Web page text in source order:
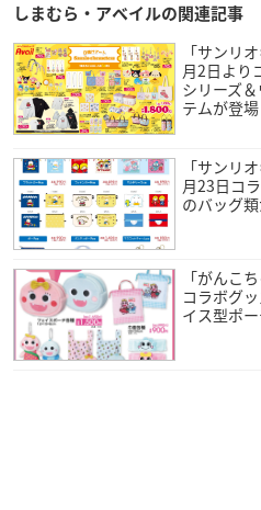
しまむら・アベイルの関連記事
「サンリ
月2日より
シリーズ
テムが登場
「サンリ
月23日コ
のバッグ
「がんこ
コラボグ
イス型ポ